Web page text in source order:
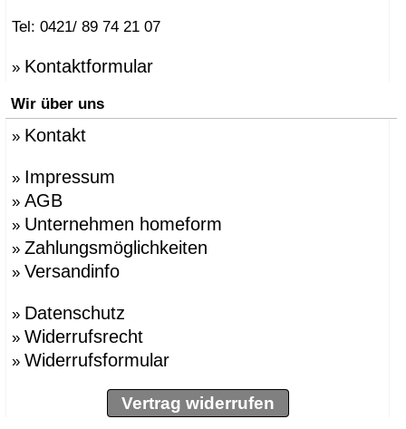
Tel: 0421/ 89 74 21 07
» Kontaktformular
Wir über uns
» Kontakt
» Impressum
» AGB
» Unternehmen homeform
» Zahlungsmöglichkeiten
» Versandinfo
» Datenschutz
» Widerrufsrecht
» Widerrufsformular
Vertrag widerrufen